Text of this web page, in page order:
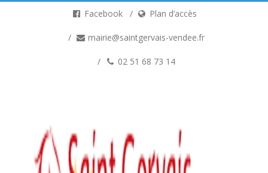
Facebook Plan d’accès
mairie@saintgervais-vendee.fr
02 51 68 73 14